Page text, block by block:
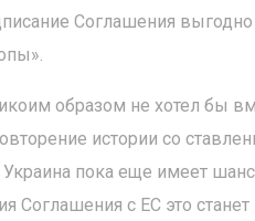
Соглашения
образом не хотел бы
истории со
Украина пока еще имеет
Соглашения с ЕС это